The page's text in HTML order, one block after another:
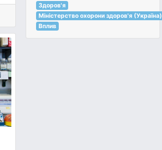
Здоров'я
Міністерство охорони здоров'я (Україна)
Вплив